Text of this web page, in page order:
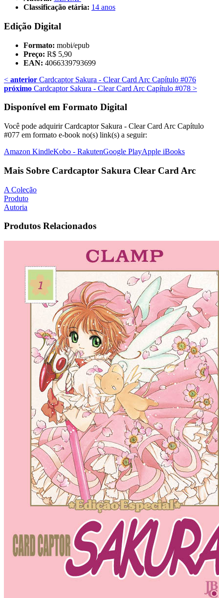
Classificação etária: 14 anos
Edição Digital
Formato: mobi/epub
Preço: R$ 5,90
EAN: 4066339793699
< anterior Cardcaptor Sakura - Clear Card Arc Capítulo #076
próximo Cardcaptor Sakura - Clear Card Arc Capítulo #078 >
Disponível em Formato Digital
Você pode adquirir Cardcaptor Sakura - Clear Card Arc Capítulo
#077 em formato e-book no(s) link(s) a seguir:
Amazon KindleKobo - RakutenGoogle PlayApple iBooks
Mais Sobre Cardcaptor Sakura Clear Card Arc
A Coleção
Produto
Autoria
Produtos Relacionados